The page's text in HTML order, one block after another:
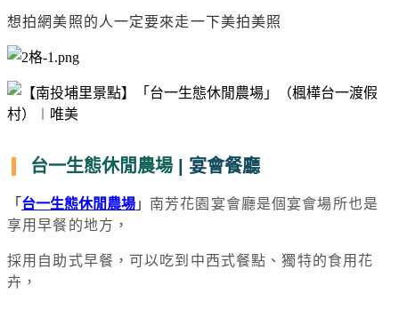
想拍網美照的人一定要來走一下美拍美照
台一生態休閒農場 | 宴會餐廳
「 台一生態休閒農場 」 南芳花園宴會廳是個宴會場所也是
享用早餐的地方，
採用自助式早餐，可以吃到中西式餐點、獨特的食用花
卉，